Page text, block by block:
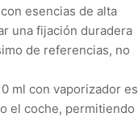
esencias de alta
una fijación duradera
de referencias, no
ml con vaporizador es
el coche, permitiendo